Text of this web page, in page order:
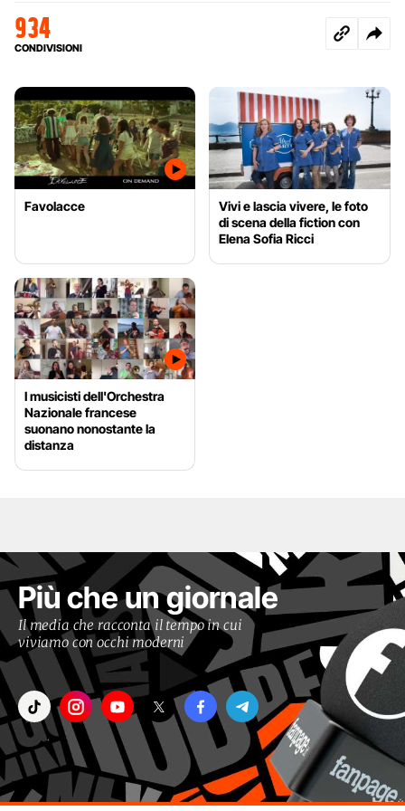
934
CONDIVISIONI
Favolacce
Vivi e lascia vivere, le foto
di scena della fiction con
Elena Sofia Ricci
I musicisti dell'Orchestra
Nazionale francese
suonano nonostante la
distanza
Più che un giornale
Il media che racconta il tempo in cui
viviamo con occhi moderni